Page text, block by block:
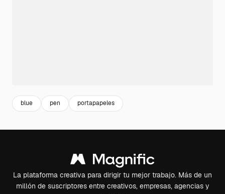
blue pen portapapeles
La plataforma creativa para dirigir tu mejor trabajo. Más de un
millón de suscriptores entre creativos, empresas, agencias y